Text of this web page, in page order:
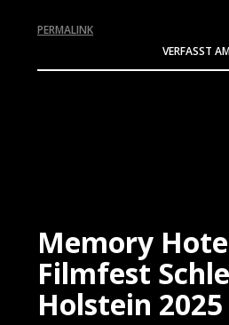
VERFASST
PERMALINK
Memory
Filmfest
Holstein 2025